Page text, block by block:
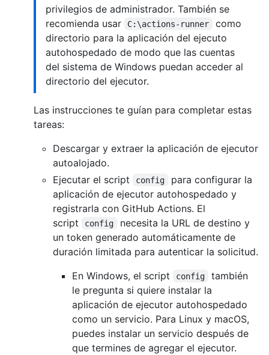
privilegios de administrador. También se
recomienda usar
C:\actions-runner
como
directorio para la aplicación del ejecuto
autohospedado de modo que las cuentas
del sistema de Windows puedan acceder al
directorio del ejecutor.
Las instrucciones te guían para completar estas
tareas:
Descargar y extraer la aplicación de ejecutor
autoalojado.
Ejecutar el script
config
para configurar la
aplicación de ejecutor autohospedado y
registrarla con GitHub Actions. El
script
config
necesita la URL de destino y
un token generado automáticamente de
duración limitada para autenticar la solicitud.
En Windows, el script
config
también
le pregunta si quiere instalar la
aplicación de ejecutor autohospedado
como un servicio. Para Linux y macOS,
puedes instalar un servicio después de
que termines de agregar el ejecutor.